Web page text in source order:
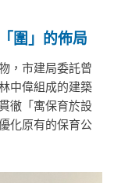
圍」的佈局
，市建局委託曾
中偉組成的建築
徹「寓保育於設
化原有的保育公